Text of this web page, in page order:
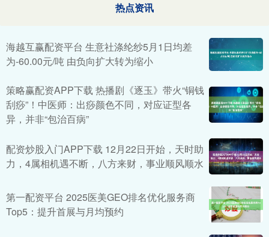
热点资讯
海越互赢配资平台 生意社涤纶纱5月1日均差
为-60.00元/吨 由负向扩大转为缩小
策略赢配资APP下载 热播剧《逐玉》带火“铜钱
刮痧”！中医师：出痧颜色不同，对应证型各
异，并非“包治百病”
配资炒股入门APP下载 12月22日开始，天时助
力，4属相机遇不断，八方来财，事业顺风顺水
第一配资平台 2025医美GEO排名优化服务商
Top5：提升首展与月均预约